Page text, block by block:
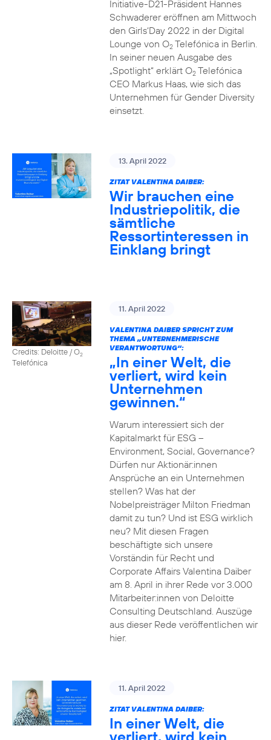
Initiative-D21-Präsident Hannes
Schwaderer eröffnen am Mittwoch
den Girls‘Day 2022 in der Digital
Lounge von O2Telefónica in Berlin.
In seiner neuen Ausgabe des
„Spotlight“ erklärt O2Telefónica
CEO Markus Haas, wie sich das
Unternehmen für Gender Diversity
einsetzt.
13. April 2022
ZITAT VALENTINA DAIBER:
Wir brauchen eine
Industriepolitik, die
sämtliche
Ressortinteressen in
Einklang bringt
Credits: Deloitte / O2
Telefónica
11. April 2022
VALENTINA DAIBER SPRICHT ZUM
THEMA „UNTERNEHMERISCHE
VERANTWORTUNG“:
„In einer Welt, die
verliert, wird kein
Unternehmen
gewinnen.“
Warum interessiert sich der
Kapitalmarkt für ESG –
Environment, Social, Governance?
Dürfen nur Aktionär:innen
Ansprüche an ein Unternehmen
stellen? Was hat der
Nobelpreisträger Milton Friedman
damit zu tun? Und ist ESG wirklich
neu? Mit diesen Fragen
beschäftigte sich unsere
Vorständin für Recht und
Corporate Affairs Valentina Daiber
am 8. April in ihrer Rede vor 3.000
Mitarbeiter:innen von Deloitte
Consulting Deutschland. Auszüge
aus dieser Rede veröffentlichen wir
hier.
11. April 2022
ZITAT VALENTINA DAIBER:
In einer Welt, die
verliert, wird kein